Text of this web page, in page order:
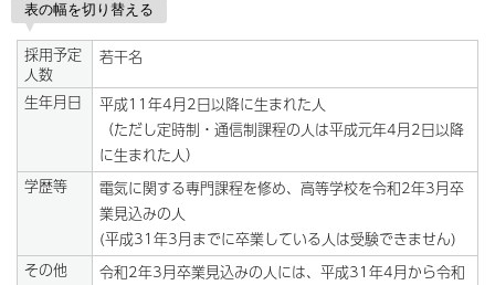
表の幅を切り替える
採用予定
人数
若干名
生年月日
平成11年4月2日以降に生まれた人
（ただし定時制・通信制課程の人は平成元年4月2日以降
に生まれた人）
学歴等
電気に関する専門課程を修め、高等学校を令和2年3月卒
業見込みの人
(平成31年3月までに卒業している人は受験できません)
その他
令和2年3月卒業見込みの人には、平成31年4月から令和